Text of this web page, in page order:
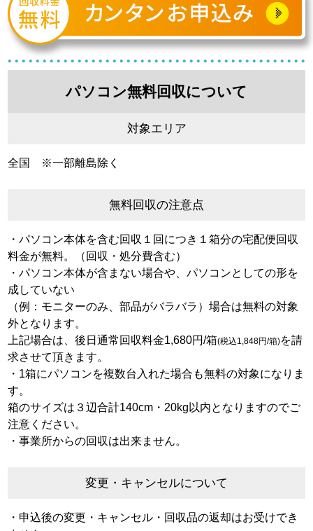
パソコン無料回収について
対象エリア
全国 ※一部離島除く
無料回収の注意点
・パソコン本体を含む回収１回につき１箱分の宅配便回収
料金が無料。（回収・処分費含む）
・パソコン本体が含まない場合や、パソコンとしての形を
成していない
（例：モニターのみ、部品がバラバラ）場合は無料の対象
外となります。
上記場合は、後日通常回収料金1,680円/箱(税込1,848円/箱)を請
求させて頂きます。
・1箱にパソコンを複数台入れた場合も無料の対象になりま
す。
箱のサイズは３辺合計140cm・20kg以内となりますのでご
注意ください。
・事業所からの回収は出来ません。
変更・キャンセルについて
・申込後の変更・キャンセル・回収品の返却はお受けでき